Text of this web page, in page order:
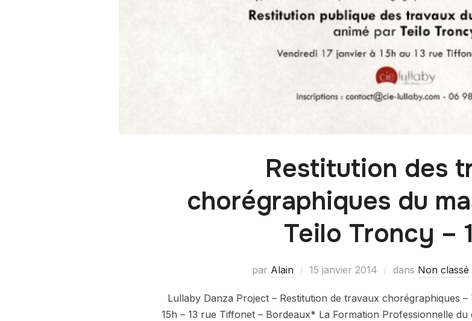
Restitution des
chorégraphiques du
Teilo Troncy –
par Alain 15 janvier 2014 dans Non classé
Lullaby Danza Project – Restitution de travaux chorégraphiques
15h – 13 rue Tiffonet – Bordeaux* La Formation Professionnelle